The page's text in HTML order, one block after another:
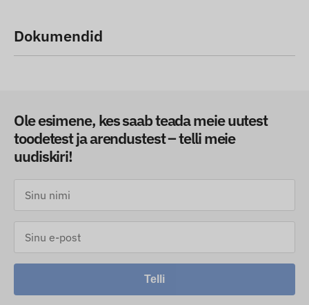
Dokumendid
Ole esimene, kes saab teada meie uutest
toodetest ja arendustest – telli meie
uudiskiri!
Telli